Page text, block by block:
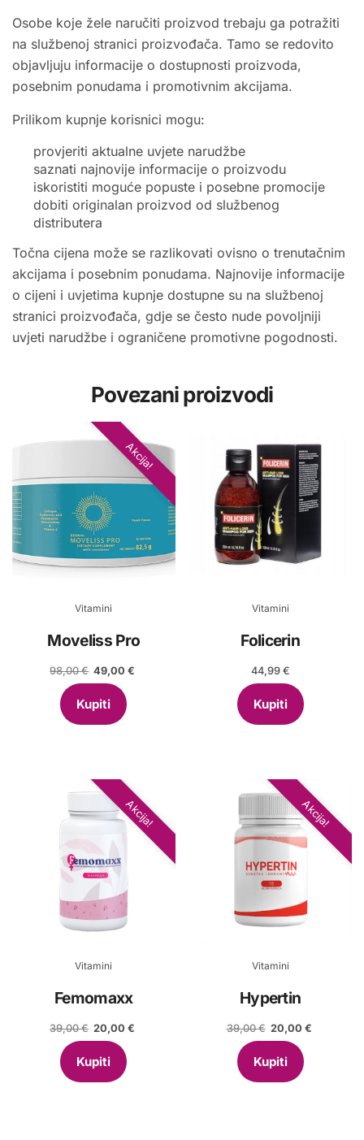
Osobe koje žele naručiti proizvod trebaju ga potražiti
na službenoj stranici proizvođača. Tamo se redovito
objavljuju informacije o dostupnosti proizvoda,
posebnim ponudama i promotivnim akcijama.
Prilikom kupnje korisnici mogu:
provjeriti aktualne uvjete narudžbe
saznati najnovije informacije o proizvodu
iskoristiti moguće popuste i posebne promocije
dobiti originalan proizvod od službenog
distributera
Točna cijena može se razlikovati ovisno o trenutačnim
akcijama i posebnim ponudama. Najnovije informacije
o cijeni i uvjetima kupnje dostupne su na službenoj
stranici proizvođača, gdje se često nude povoljniji
uvjeti narudžbe i ograničene promotivne pogodnosti.
Povezani proizvodi
Akcija!
Vitamini
Moveliss Pro
98,00€ Izvorna
cijena
bila
je:
98,00 €.
49,00€
Kupiti
Vitamini
Folicerin
44,99 €
Kupiti
Akcija!
Vitamini
Femomaxx
39,00€ Izvorna
cijena
bila
je:
39,00 €.
20,00€
Kupiti
Akcija!
Vitamini
Hypertin
39,00€ Izvorna
cijena
bila
je:
39,00 €.
20,00 €
Kupiti